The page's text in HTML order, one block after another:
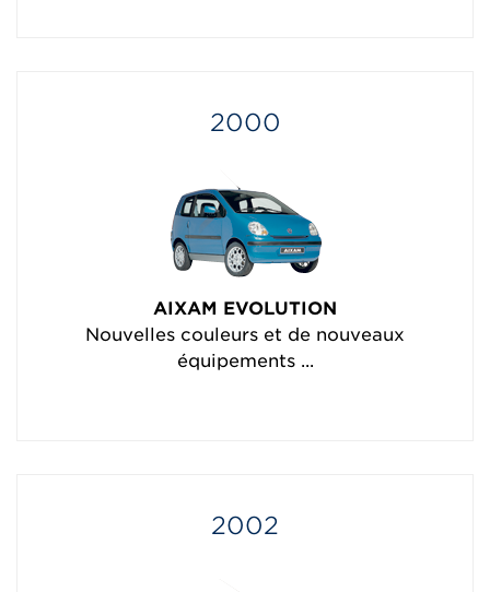
2000
AIXAM EVOLUTION
Nouvelles couleurs et de nouveaux
équipements ...
2002